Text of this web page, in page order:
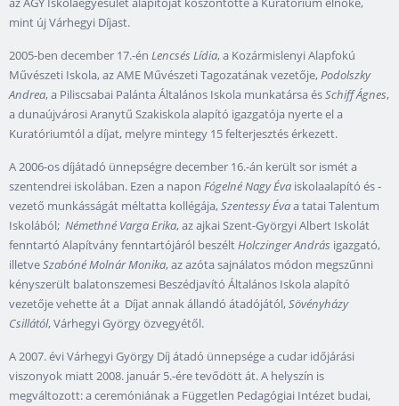
mint új Várhegyi Díjast.
2005-ben december 17.-én Lencsés Lídia, a Kozármislenyi Alapfokú
Művészeti Iskola, az AME Művészeti Tagozatának vezetője,Podolszky
Andrea, a Piliscsabai Palánta Általános Iskola munkatársa ésSchiff Ágnes,
a dunaújvárosi Aranytű Szakiskola alapító igazgatója nyerte el a
Kuratóriumtól a díjat, melyre mintegy 15 felterjesztés érkezett.
A 2006-os díjátadó ünnepségre december 16.-án került sor ismét a
szentendrei iskolában. Ezen a napon Fógelné Nagy Éva iskolaalapító és -
vezető munkásságát méltatta kollégája,Szentessy Évaa tatai Talentum
Iskolából; Némethné Varga Erika, az ajkai Szent-Györgyi Albert Iskolát
fenntartó Alapítvány fenntartójáról beszéltHolczinger András igazgató,
illetveSzabóné Molnár Monika, az azóta sajnálatos módon megszűnni
kényszerült balatonszemesi Beszédjavító Általános Iskola alapító
vezetője vehette át a Díjat annak állandó átadójától,Sövényházy
Csillától, Várhegyi György özvegyétől.
A 2007. évi Várhegyi György Díj átadó ünnepsége a cudar időjárási
viszonyok miatt 2008. január 5.-ére tevődött át. A helyszín is
megváltozott: a ceremóniának a Független Pedagógiai Intézet budai,